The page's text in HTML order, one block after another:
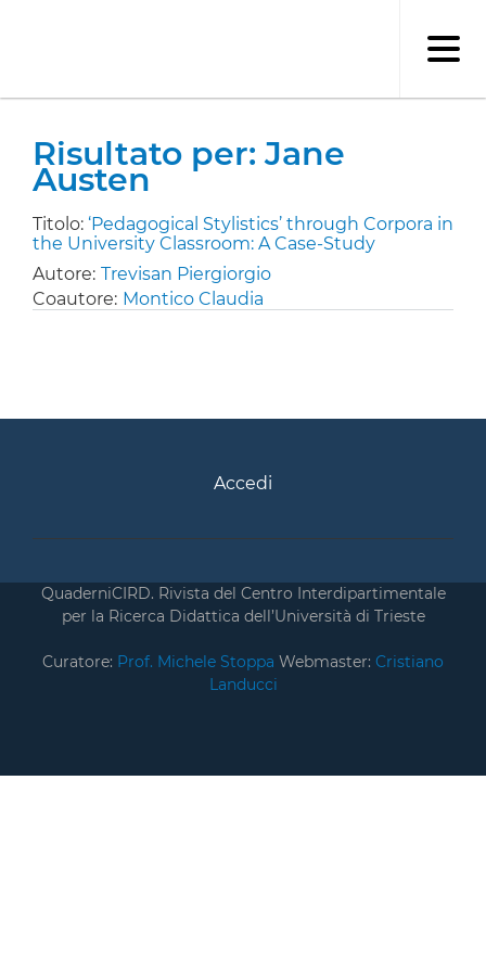
Risultato per: Jane
Austen
Titolo: ‘Pedagogical Stylistics’ through Corpora in
the University Classroom: A Case-Study
Autore: Trevisan Piergiorgio
Coautore: Montico Claudia
Accedi
QuaderniCIRD. Rivista del Centro Interdipartimentale
per la Ricerca Didattica dell’Università di Trieste
Curatore: Prof. Michele Stoppa Webmaster: Cristiano
Landucci